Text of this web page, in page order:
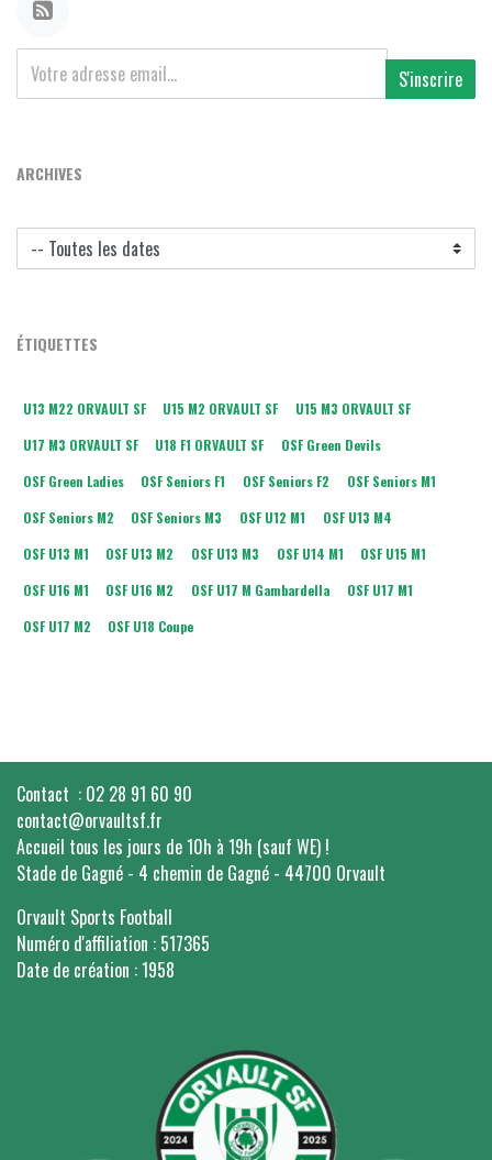
S'inscrire
ARCHIVES
ÉTIQUETTES
U13 M22 ORVAULT SF U15 M2 ORVAULT SF
U15 M3 ORVAULT SF
U17 M3 ORVAULT SF
U18 F1 ORVAULT SF
OSF Green Devils
OSF Green Ladies
OSF Seniors F1 OSF Seniors F2
OSF Seniors M1
OSF Seniors M2
OSF Seniors M3 OSF U12 M1
OSF U13 M4
OSF U13 M1
OSF U13 M2 OSF U13 M3 OSF U14 M1
OSF U15 M1
OSF U16 M1
OSF U16 M2 OSF U17 M Gambardella
OSF U17 M1
OSF U17 M2
OSF U18 Coupe
Contact : 02 28 91 60 90
contact@orvaultsf.fr
Accueil tous les jours de 10h à 19h (sauf WE) !
Stade de Gagné - 4 chemin de Gagné - 44700 Orvault
Orvault Sports Football
Numéro d'affiliation : 517365
Date de création : 1958